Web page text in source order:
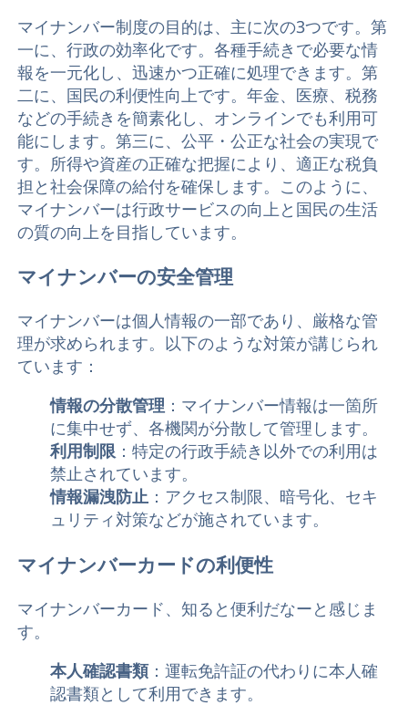
マイナンバー制度の目的は、主に次の3つです。第
一に、行政の効率化です。各種手続きで必要な情
報を一元化し、迅速かつ正確に処理できます。第
二に、国民の利便性向上です。年金、医療、税務
などの手続きを簡素化し、オンラインでも利用可
能にします。第三に、公平・公正な社会の実現で
す。所得や資産の正確な把握により、適正な税負
担と社会保障の給付を確保します。このように、
マイナンバーは行政サービスの向上と国民の生活
の質の向上を目指しています。
マイナンバーの安全管理
マイナンバーは個人情報の一部であり、厳格な管
理が求められます。以下のような対策が講じられ
ています：
情報の分散管理 ：マイナンバー情報は一箇所
に集中せず、各機関が分散して管理します。
利用制限：特定の行政手続き以外での利用は
禁止されています。
情報漏洩防止：アクセス制限、暗号化、セキ
ュリティ対策などが施されています。
マイナンバーカードの利便性
マイナンバーカード、知ると便利だなーと感じま
す。
本人確認書類：運転免許証の代わりに本人確
認書類として利用できます。